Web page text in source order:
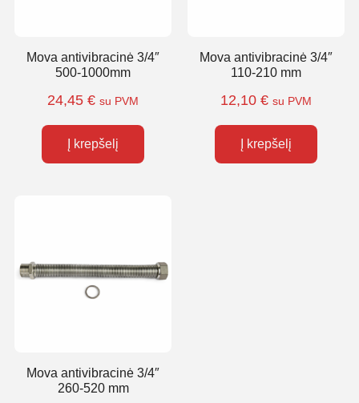
Mova antivibracinė 3/4″
500-1000mm
24,45 € su PVM
Į krepšelį
Mova antivibracinė 3/4″
110-210 mm
12,10 € su PVM
Į krepšelį
Mova antivibracinė 3/4″
260-520 mm